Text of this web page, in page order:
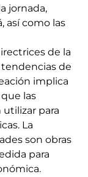
jornada,
así como las
de la
tendencias de
implica
las
para
La
son obras
para